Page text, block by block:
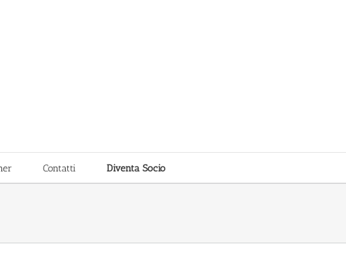
Contatti Diventa Socio